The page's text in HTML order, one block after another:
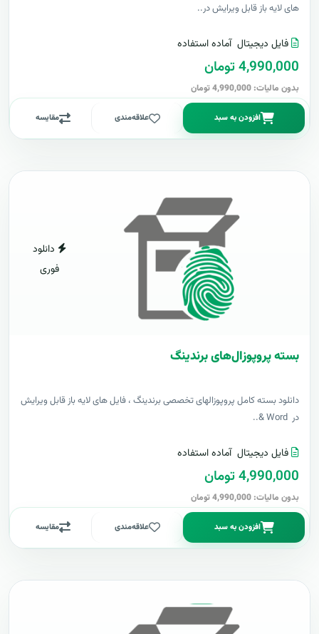
های لایه باز قابل ویرایش در..
فایل دیجیتال آماده استفاده
4,990,000 تومان
بدون مالیات: 4,990,000 تومان
افزودن به سبد علاقه‌مندی مقایسه
دانلود
فوری
بسته پروپوزال‌های برندینگ
دانلود بسته کامل پروپوزالهای تخصصی برندینگ ، فایل های لایه باز قابل ویرایش
در Word &..
فایل دیجیتال آماده استفاده
4,990,000 تومان
بدون مالیات: 4,990,000 تومان
افزودن به سبد علاقه‌مندی مقایسه